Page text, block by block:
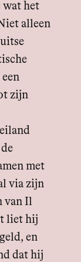
wat het
alleen
zijn
met
via zijn
van Il
liet hij
en
dat hij